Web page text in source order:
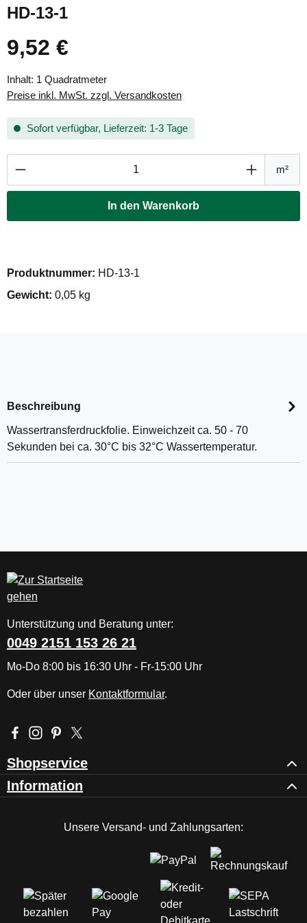
HD-13-1
Regulärer Preis:
9,52 €
Inhalt: 1 Quadratmeter
Preise inkl. MwSt. zzgl. Versandkosten
Sofort verfügbar, Lieferzeit: 1-3 Tage
Produkt Anzahl: Gib den gewünschten m²
In den Warenkorb
Produktnummer: HD-13-1
Gewicht: 0,05 kg
Beschreibung
Wassertransferdruckfolie. Einweichzeit ca. 50 - 70
Sekunden bei ca. 30°C bis 32°C Wassertemperatur.
Unterstützung und Beratung unter:
0049 2151 153 26 21
Mo-Do 8:00 bis 16:30 Uhr - Fr-15:00 Uhr
Oder über unser Kontaktformular.
Besuche uns auf Facebook – öffnet in neuem Tab (externer
Schau auf Instagram vorbei – öffnet in neuem Tab
Lass dich auf Pinterest inspirieren – öffnet in neuem
Folge uns auf X – öffnet in neuem Tab (externer
Shopservice
Information
Unsere Versand- und Zahlungsarten: